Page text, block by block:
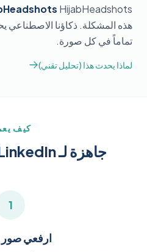
هذه المشكلة. ذكاؤنا الاصطناعي
تماماً في كل صورة.
لماذا يحدث هذا (تحليل تقني)
كيف
جاهزة لـ LinkedIn في 3 خطوات
1
ارفعي